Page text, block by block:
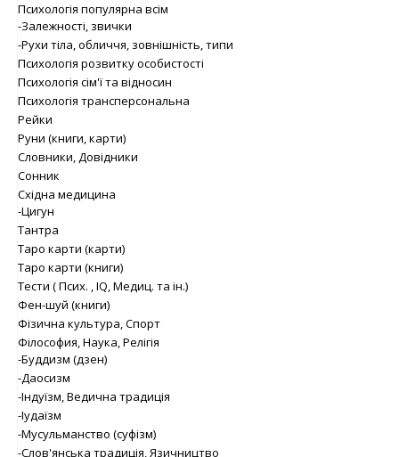
Психологія популярна всім
-Залежності, звички
-Рухи тіла, обличчя, зовнішність, типи
Психологія розвитку особистості
Психологія сім'ї та відносин
Психологія трансперсональна
Рейки
Руни (книги, карти)
Словники, Довідники
Сонник
Східна медицина
-Цигун
Тантра
Таро карти (карти)
Таро карти (книги)
Тести ( Псих. , IQ, Медиц. та ін.)
Фен-шуй (книги)
Фізична культура, Спорт
Філософия, Наука, Релігія
-Буддизм (дзен)
-Даосизм
-Індуїзм, Ведична традиція
-Іудаїзм
-Мусульманство (суфізм)
-Слов'янська традиція, Язичництво